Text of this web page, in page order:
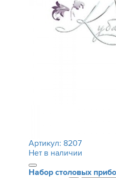
Артикул: 8207
Нет в наличии
Набор столовых